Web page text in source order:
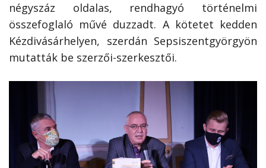
négyszáz oldalas, rendhagyó történelmi
összefoglaló művé duzzadt. A kötetet kedden
Kézdivásárhelyen, szerdán Sepsiszentgyörgyön
mutatták be szerzői-szerkesztői.